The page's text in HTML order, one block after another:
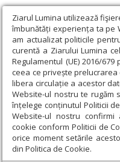
Ziarul Lumina utilizează
îmbunătăți experiența ta pe
am actualizat politicile
curentă a Ziarului Lumina
Regulamentul (UE) 2016/
ceea ce privește
libera circulație a acestor
Website-ul nostru te rugăm
înțelege conținutul Politicii
Website-ul nostru
cookie conform Politicii de
orice moment setările
din Politica de Cookie.
Ziarul Lumina › Actualitate
Sfintei Cruci în omiliile
Taina Sfintei
Bartolomeu Anania